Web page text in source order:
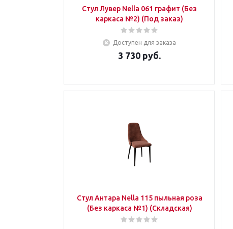
Стул Лувер Nella 061 графит (Без
каркаса №2) (Под заказ)
Доступен для заказа
3 730 руб.
Стул Антара Nella 115 пыльная роза
(Без каркаса №1) (Складская)